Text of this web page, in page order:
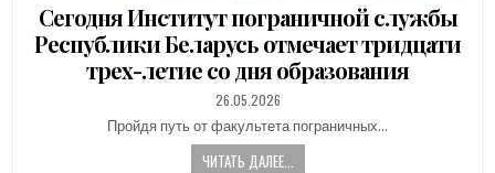
Сегодня Институт пограничной службы
Республики Беларусь отмечает тридцати
трех-летие со дня образования
PUBLISHED
DATE:
26.05.2026
Пройдя путь от факультета пограничных…
ЧИТАТЬ ДАЛЕЕ...